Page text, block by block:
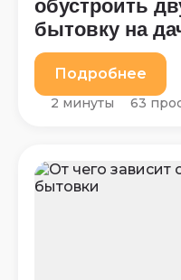
обустроить
бытовку на
Подробнее
2 минуты 63